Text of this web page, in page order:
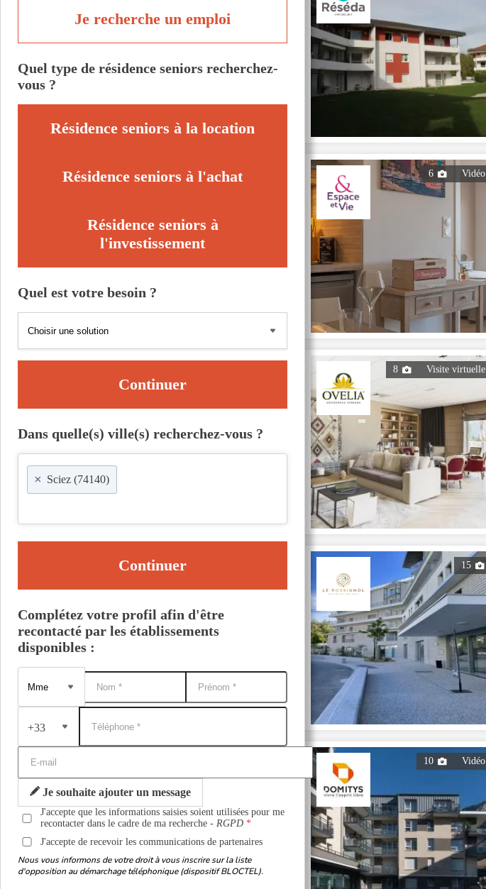
6 Vidéo
8 Visite virtuelle
15
10 Vidéo
Je recherche un emploi
Quel type de résidence seniors recherchez-
vous ?
Résidence seniors à la location
Résidence seniors à l'achat
Résidence seniors à
l'investissement
Quel est votre besoin ?
Continuer
Dans quelle(s) ville(s) recherchez-vous ?
× Sciez (74140)
Continuer
Complétez votre profil afin d'être
recontacté par les établissements
disponibles :
+33
Je souhaite ajouter un message
J'accepte que les informations saisies soient utilisées pour me
recontacter dans le cadre de ma recherche -RGPD
J'accepte de recevoir les communications de partenaires
Nous vous informons de votre droit à vous inscrire sur la liste
d'opposition au démarchage téléphonique (dispositif BLOCTEL).